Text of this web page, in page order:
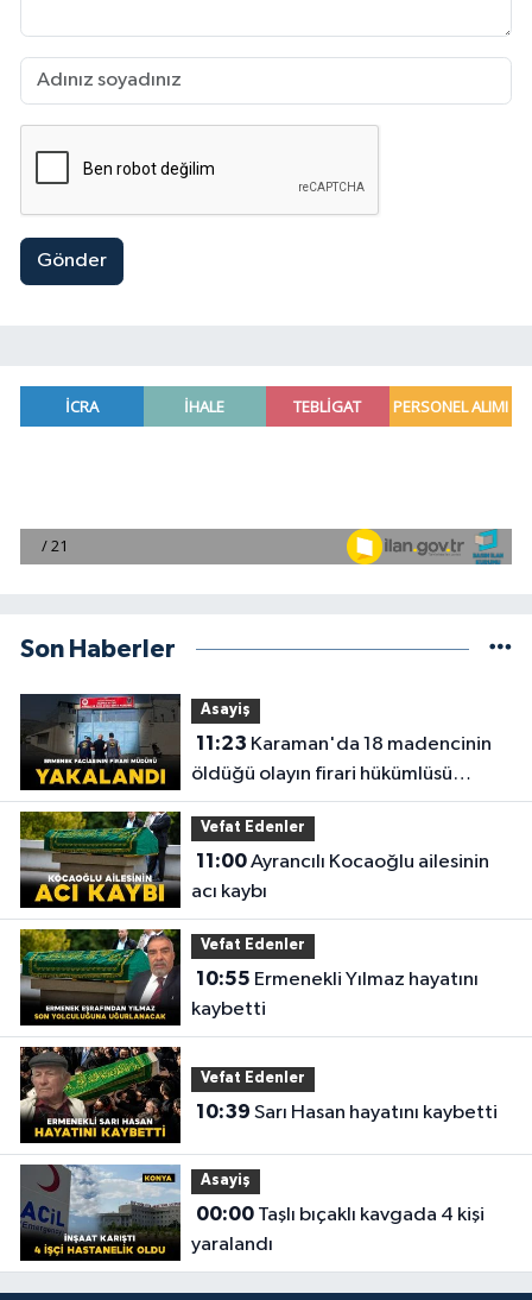
Gönder
Son Haberler
Asayiş
11:23
öldüğü olayın firari hükümlüsü
yakalandı
Vefat Edenler
11:00Ayrancılı Kocaoğlu ailesinin
acı kaybı
Vefat Edenler
10:55
kaybetti
Vefat Edenler
10:39 Sarı Hasan hayatını kaybetti
Asayiş
00:00Taşlı bıçaklı kavgada 4 kişi
yaralandı